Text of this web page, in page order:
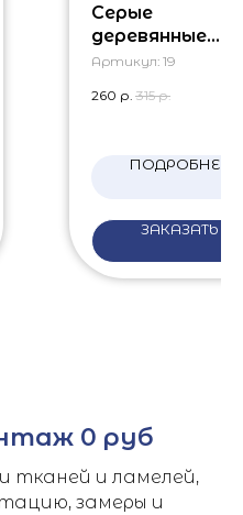
Серые
деревянные
жалюзи с
Артикул: 19
260 р. 315 р.
ПОДРОБНЕЕ
ЗАКАЗАТЬ
0 руб
тканей и ламелей,
замеры и